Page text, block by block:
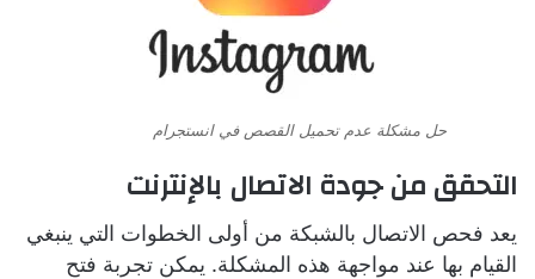
حل مشكلة عدم تحميل القصص في انستجرام
التحقق من جودة الاتصال بالإنترنت
يعد فحص الاتصال بالشبكة من أولى الخطوات التي ينبغي
القيام بها عند مواجهة هذه المشكلة. يمكن تجربة فتح